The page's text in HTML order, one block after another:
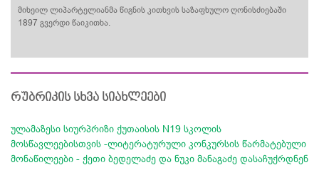
მიხეილ ლიპარტელიანმა წიგნის კითხვის საზაფხულო ღონისძიებაში
1897 გვერდი წაიკითხა.
რუბრიკის სხვა სიახლეები
ულამაზესი სიურპრიზი ქუთაისის N19 სკოლის
მოსწავლეებისთვის -ლიტერატურული კონკურსის წარმატებული
მონაწილეები - ქეთი ბედელაძე და ნუკი მანაგაძე დასაჩუქრდნენ